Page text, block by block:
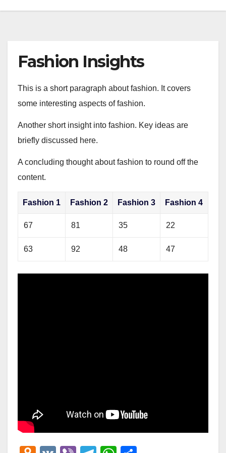
Fashion Insights
This is a short paragraph about fashion. It covers
some interesting aspects of fashion.
Another short insight into fashion. Key ideas are
briefly discussed here.
A concluding thought about fashion to round off the
content.
Fashion 1 Fashion 2 Fashion 3 Fashion 4
67 81 35 22
63 92 48 47